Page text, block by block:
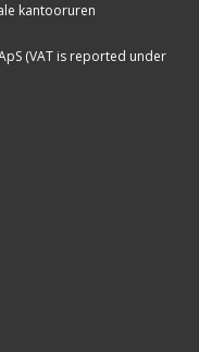
kantooruren
(VAT is reported under